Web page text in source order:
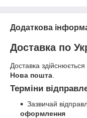
Додаткова
Доставка по
Доставка
Нова пошта
Терміни
Зазвичай
оформлення